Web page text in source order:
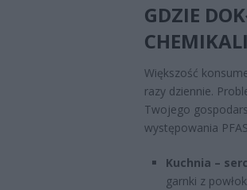
GDZIE
Większość
razy dziennie.
Twojego
występowania
Kuchnia –
garnki z